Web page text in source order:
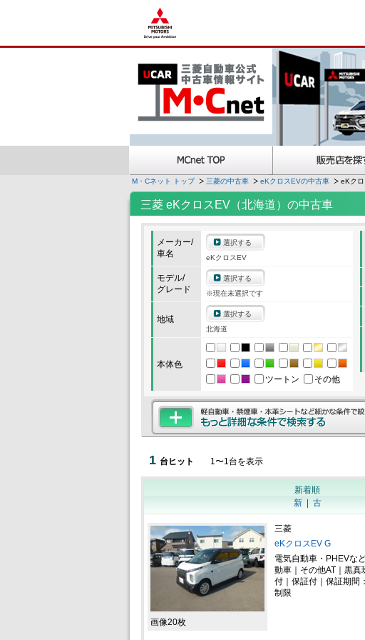
M・Cネット トップ 三菱の中古車 eKクロスEVの中古車 eKク
三菱 eKクロスEV（北海道）の中古車
メーカー/
車名
選択する
eKクロスEV
モデル/
グレード
選択する
※現在未選択です
地域
選択する
北海道
本体色
ツートン
その他
1 台ヒット 1〜1台を表示
新着順
新| 古
画像20枚
三菱
eKクロスEV G
電気自動車・PHEVな
動車｜その他AT｜黒真
付｜保証付｜保証期間
制限